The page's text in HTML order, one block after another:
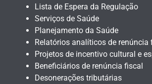
Lista de Espera da Regulação
Serviços de Saúde
Planejamento da Saúde
Relatórios analíticos de renúncia
Projetos de incentivo cultural e
Beneficiários de renúncia fiscal
Desonerações tributárias